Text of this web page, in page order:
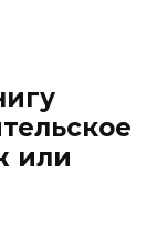
или